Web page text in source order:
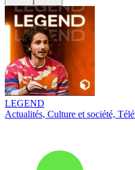
LEGEND
Actualités, Culture et société,